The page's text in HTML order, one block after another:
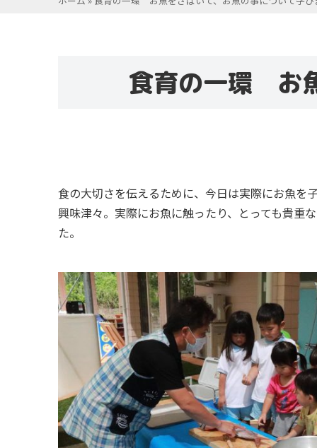
食育の一環 お
食の大切さを伝えるために、今日は実際にお魚を
興味津々。実際にお魚に触ったり、とっても貴重
た。